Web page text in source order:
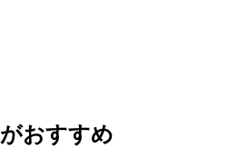
がおすすめ